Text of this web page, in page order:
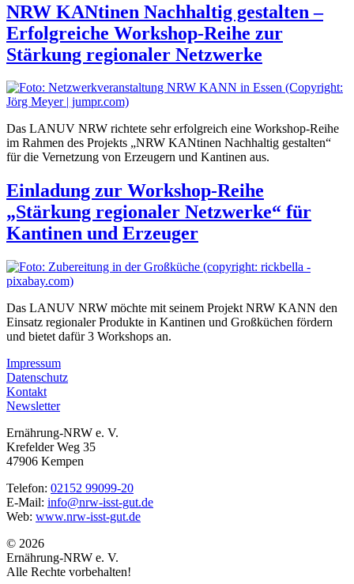
NRW KANtinen Nachhaltig gestalten –
Erfolgreiche Workshop-Reihe zur
Stärkung regionaler Netzwerke
Das LANUV NRW richtete sehr erfolgreich eine Workshop-Reihe
im Rahmen des Projekts „NRW KANtinen Nachhaltig gestalten“
für die Vernetzung von Erzeugern und Kantinen aus.
Einladung zur Workshop-Reihe
„Stärkung regionaler Netzwerke“ für
Kantinen und Erzeuger
Das LANUV NRW möchte mit seinem Projekt NRW KANN den
Einsatz regionaler Produkte in Kantinen und Großküchen fördern
und bietet dafür 3 Workshops an.
Impressum
Datenschutz
Kontakt
Newsletter
Ernährung-NRW e. V.
Krefelder Weg 35
47906 Kempen
Telefon: 02152 99099-20
E-Mail: info@nrw-isst-gut.de
Web: www.nrw-isst-gut.de
© 2026
Ernährung-NRW e. V.
Alle Rechte vorbehalten!